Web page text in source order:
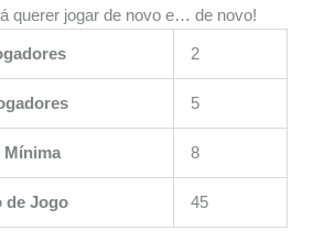
querer jogar de novo e… de novo!
2
5
Mínima 8
de Jogo 45